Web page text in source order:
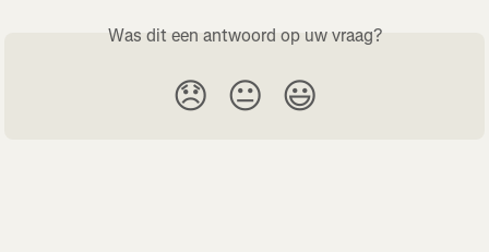
Was dit een antwoord op uw vraag?
😞 😐 😃